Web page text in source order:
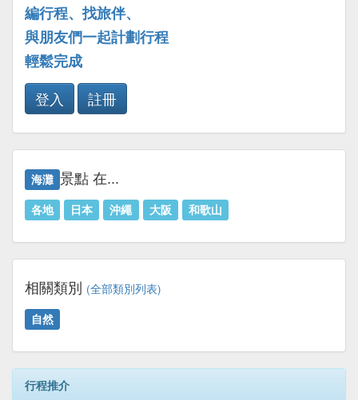
編行程、找旅伴、
與朋友們一起計劃行程
輕鬆完成
登入
註冊
海灘 景點 在...
各地 日本 沖繩 大阪 和歌山
相關類別 (全部類別列表)
自然
行程推介